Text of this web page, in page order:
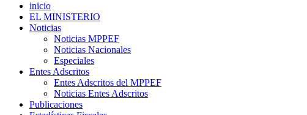
inicio
EL MINISTERIO
Noticias
Noticias MPPEF
Noticias Nacionales
Especiales
Entes Adscritos
Entes Adscritos del MPPEF
Noticias Entes Adscritos
Publicaciones